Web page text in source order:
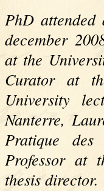
PhD attended
december
at the
Curator at
University
Nanterre,
Pratique des
Professor at
thesis director.